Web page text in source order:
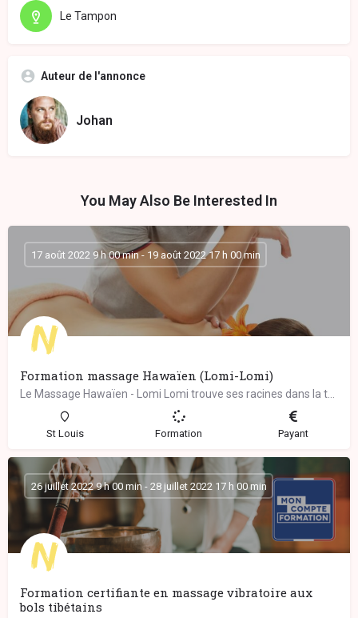
Le Tampon
Auteur de l'annonce
Johan
You May Also Be Interested In
Formation massage Hawaïen (Lomi-Lomi)
Le Massage Hawaïen - Lomi Lomi trouve ses racines dans la tradition chamanique des guérisseurs ancestraux de…
17 août 2022 9 h 00 min - 19 août 2022 17 h 00 min
St Louis Formation Payant
Formation certifiante en massage vibratoire aux
bols tibétains
26 juillet 2022 9 h 00 min - 28 juillet 2022 17 h 00 min